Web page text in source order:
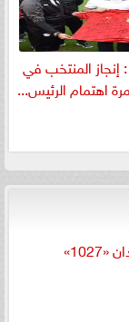
إنجاز المنتخب في
اهتمام الرئيس...